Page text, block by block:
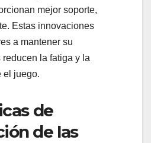
mejor soporte,
Estas innovaciones
a mantener su
la fatiga y la
el juego.
de
de las